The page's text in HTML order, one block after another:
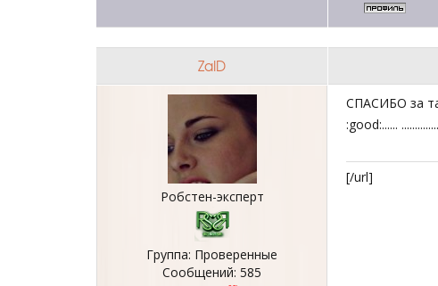
ZaID
Робстен-эксперт
Группа: Проверенные
Сообщений: 585
СПАСИБО за
:good:......
[/url]